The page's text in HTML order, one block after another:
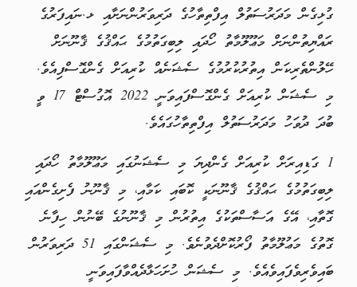
ގުޅިގެން މަދަރުސަތުލް އިފްތިތާހުގެ ދަރިވަރުންނަށާއި ޅ.ނައިފަރުގެ
ރައްޔިތުންނަށް މަޢޫލޫމާތު ހޯދައި ލިބިގަތުމުގެ ޙައްޤުގެ ޤާނޫނަށް
ހޭލުންތެރިކަން އިތުރުކުރުމުގެ ސެޝަނެއް ކުރިއަށް ގެންގޮސްފިއެވެ.
މި ސެޝަން ކުރިއަށް ގެންގޮސްފައިވަނީ 2022 އޮގުސްޓް 17 ވީ
ބުދަ ދުވަހު މަދަރުސަތުލް އިފްތިތާހުގައެވެ.
1 ގަޑިއިރަށް ކުރިއަށް ގެންދިޔަ މި ސެޝަނުގައި މަޢޫލޫމާތު ހޯދައި
ލިބިގަތުމުގެ ޙައްޤުގެ ޤާނޫނަކީ ކޮބައި ކަމާއި، މި ޤާނޫނު ފެށިގެންއައި
ގޮތާއި، އޭގެ އަސާސްތަކުގެ އިތުރުން މި ޤާނޫނުގެ ބޭނުން ހިފާނެ
ގޮތުގެ މަޢުލޫމާތު ފޯރުކޮށްދެވުނެވެ. މި ސެޝަންގައި 51 ދަރިވަރުން
ބައިވެރިވެފައިވެއެވެ. މި ސެޝަން ހުށަހަޅާދެއްވާފައިވަނީ